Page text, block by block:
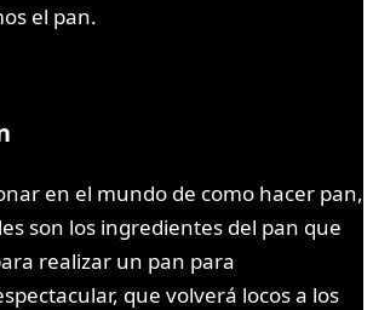
el pan.
en el mundo de como hacer pan,
son los ingredientes del pan que
realizar un pan para
que volverá locos a los